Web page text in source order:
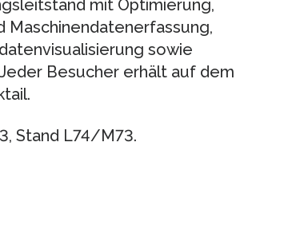
mit Optimierung,
Maschinendatenerfassung,
sowie
Besucher erhält auf dem
Stand L74/M73.